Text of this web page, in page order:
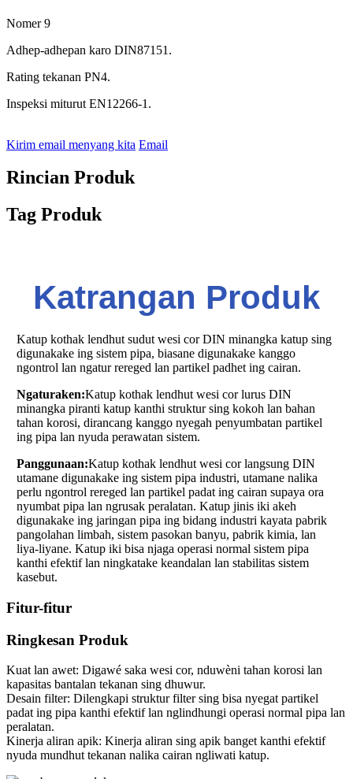
Nomer 9
Adhep-adhepan karo DIN87151.
Rating tekanan PN4.
Inspeksi miturut EN12266-1.
Kirim email menyang kita Email
Rincian Produk
Tag Produk
Katrangan Produk
Katup kothak lendhut sudut wesi cor DIN minangka katup sing
digunakake ing sistem pipa, biasane digunakake kanggo
ngontrol lan ngatur rereged lan partikel padhet ing cairan.
Ngaturaken:Katup kothak lendhut wesi cor lurus DIN
minangka piranti katup kanthi struktur sing kokoh lan bahan
tahan korosi, dirancang kanggo nyegah penyumbatan partikel
ing pipa lan nyuda perawatan sistem.
Panggunaan:Katup kothak lendhut wesi cor langsung DIN
utamane digunakake ing sistem pipa industri, utamane nalika
perlu ngontrol rereged lan partikel padat ing cairan supaya ora
nyumbat pipa lan ngrusak peralatan. Katup jinis iki akeh
digunakake ing jaringan pipa ing bidang industri kayata pabrik
pangolahan limbah, sistem pasokan banyu, pabrik kimia, lan
liya-liyane. Katup iki bisa njaga operasi normal sistem pipa
kanthi efektif lan ningkatake keandalan lan stabilitas sistem
kasebut.
Fitur-fitur
Ringkesan Produk
Kuat lan awet: Digawé saka wesi cor, nduwèni tahan korosi lan
kapasitas bantalan tekanan sing dhuwur.
Desain filter: Dilengkapi struktur filter sing bisa nyegat partikel
padat ing pipa kanthi efektif lan nglindhungi operasi normal pipa lan
peralatan.
Kinerja aliran apik: Kinerja aliran sing apik banget kanthi efektif
nyuda mundhut tekanan nalika cairan ngliwati katup.